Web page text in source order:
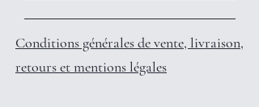
Conditions générales de vente, livraison,
retours et mentions légales